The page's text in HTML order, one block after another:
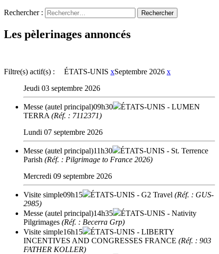
Rechercher :
Les pèlerinages annoncés
Filtre(s) actif(s) : ÉTATS-UNIS xSeptembre 2026 x
Jeudi 03 septembre 2026
Messe (autel principal)09h30 ÉTATS-UNIS - LUMEN
TERRA (Réf. : 7112371)
Lundi 07 septembre 2026
Messe (autel principal)11h30 ÉTATS-UNIS - St. Terrence
Parish (Réf. : Pilgrimage to France 2026)
Mercredi 09 septembre 2026
Visite simple09h15 ÉTATS-UNIS - G2 Travel (Réf. : GUS-
2985)
Messe (autel principal)14h35 ÉTATS-UNIS - Nativity
Pilgrimages (Réf. : Becerra Grp)
Visite simple16h15 ÉTATS-UNIS - LIBERTY
INCENTIVES AND CONGRESSES FRANCE (Réf. : 903
FATHER KOLLER)